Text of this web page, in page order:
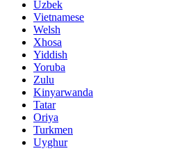
Uzbek
Vietnamese
Welsh
Xhosa
Yiddish
Yoruba
Zulu
Kinyarwanda
Tatar
Oriya
Turkmen
Uyghur